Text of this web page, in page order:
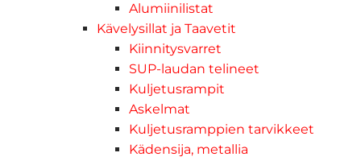
Alumiinilistat
Kävelysillat ja Taavetit
Kiinnitysvarret
SUP-laudan telineet
Kuljetusrampit
Askelmat
Kuljetusramppien tarvikkeet
Kädensija, metallia